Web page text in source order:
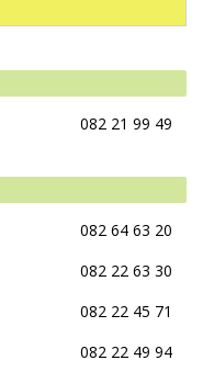
082 21 99 49
082 64 63 20
082 22 63 30
082 22 45 71
082 22 49 94